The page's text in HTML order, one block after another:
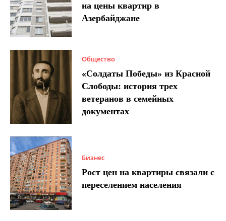
на цены квартир в
Азербайджане
Общество
«Солдаты Победы» из Красной
Слободы: история трех
ветеранов в семейных
документах
Бизнес
Рост цен на квартиры связали с
переселением населения